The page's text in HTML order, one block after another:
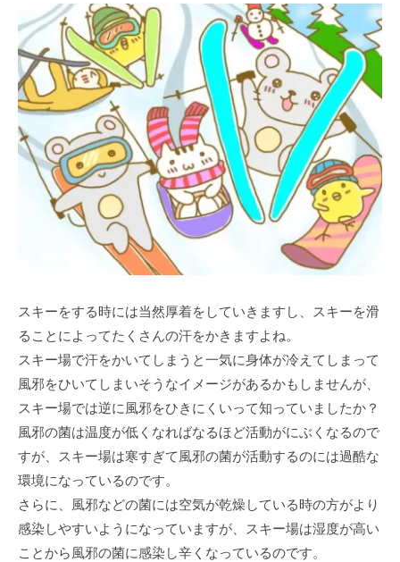
スキーをする時には当然厚着をしていきますし、スキーを滑
ることによってたくさんの汗をかきますよね。
スキー場で汗をかいてしまうと一気に身体が冷えてしまって
風邪をひいてしまいそうなイメージがあるかもしませんが、
スキー場では逆に風邪をひきにくいって知っていましたか？
風邪の菌は温度が低くなればなるほど活動がにぶくなるので
すが、スキー場は寒すぎて風邪の菌が活動するのには過酷な
環境になっているのです。
さらに、風邪などの菌には空気が乾燥している時の方がより
感染しやすいようになっていますが、スキー場は湿度が高い
ことから風邪の菌に感染し辛くなっているのです。